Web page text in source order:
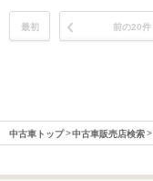
最初 前の20件
中古車トップ 中古車販売店検索